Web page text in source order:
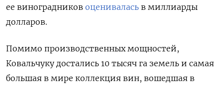
ее виноградников оценивалась в миллиарды
долларов.
Помимо производственных мощностей,
Ковальчуку достались 10 тысяч га земель и самая
большая в мире коллекция вин, вошедшая в